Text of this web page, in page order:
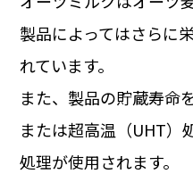
製品によってはさらに
れています。
また、製品の貯蔵寿命
または超高温（UHT）
処理が使用されます。